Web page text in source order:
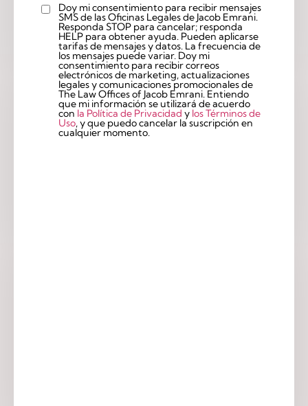
checkbox
Doy mi consentimiento para recibir mensajes
SMS de las Oficinas Legales de Jacob Emrani.
Responda STOP para cancelar; responda
HELP para obtener ayuda. Pueden aplicarse
tarifas de mensajes y datos. La frecuencia de
los mensajes puede variar. Doy mi
consentimiento para recibir correos
electrónicos de marketing, actualizaciones
legales y comunicaciones promocionales de
The Law Offices of Jacob Emrani. Entiendo
que mi información se utilizará de acuerdo
con la Política de Privacidad y los Términos de
Uso, y que puedo cancelar la suscripción en
cualquier momento.